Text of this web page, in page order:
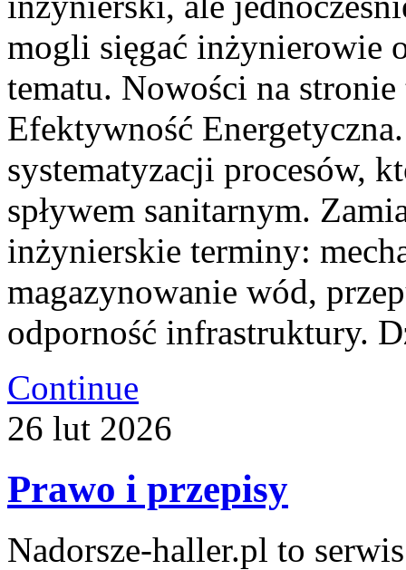
mogli sięgać inżynierowie
tematu. Nowości na
Efektywność
systematyzacji procesów,
spływem sanitarnym.
inżynierskie terminy:
magazynowanie wód,
odporność infrastruktury.
Continue
26 lut 2026
Prawo i przepisy
Nadorsze-haller.pl to